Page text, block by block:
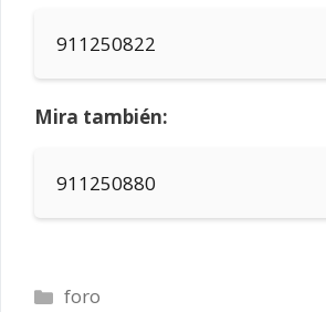
911250822
Mira también:
911250880
Categorías
foro